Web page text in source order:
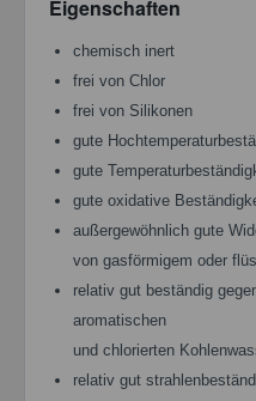
Eigenschaften
chemisch inert
frei von Chlor
frei von Silikonen
gute
gute
gute oxidative
außergewöhnlich gute
von gasförmigem oder
relativ gut beständig
aromatischen
und chlorierten
relativ gut